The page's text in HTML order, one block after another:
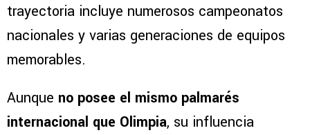
trayectoria incluye numerosos campeonatos
nacionales y varias generaciones de equipos
memorables.
Aunque no posee el mismo palmarés
internacional que Olimpia, su influencia